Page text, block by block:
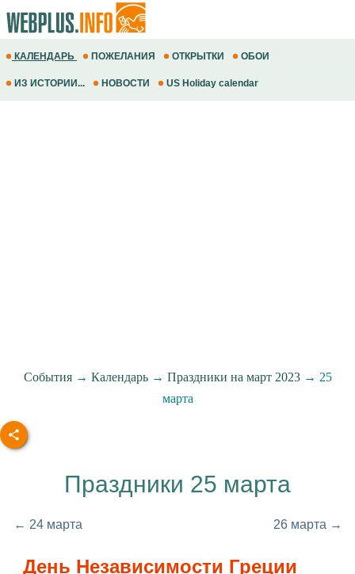
КАЛЕНДАРЬ ПОЖЕЛАНИЯ ОТКРЫТКИ ОБОИ
ИЗ ИСТОРИИ... НОВОСТИ US Holiday calendar
События→ Календарь→ Праздники на март 2023→ 25
марта
Праздники 25 марта
← 24 марта 26 марта →
День Независимости Греции